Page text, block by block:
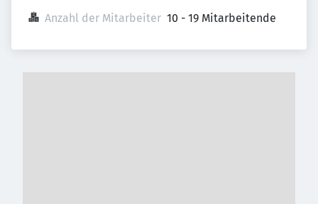
Anzahl der Mitarbeiter 10 - 19 Mitarbeitende